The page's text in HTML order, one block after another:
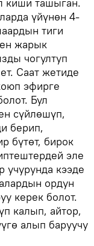
үйүнөн 4-
тиги
жарык
чогултуп
Саат жетиде
эфирге
Бул
сүйлөшүп,
берип,
бүтөт, бирок
эле
учурунда кээде
ордун
керек болот.
калып, айтор,
алып баруучу